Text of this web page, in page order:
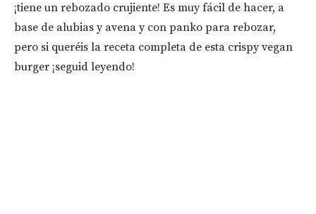
¡tiene un rebozado crujiente! Es muy fácil de hacer, a
base de alubias y avena y con panko para rebozar,
pero si queréis la receta completa de esta crispy vegan
burger ¡seguid leyendo!